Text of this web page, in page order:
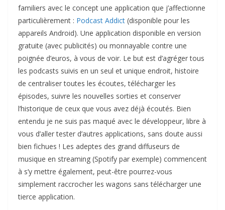
familiers avec le concept une application que j’affectionne
particulièrement : Podcast Addict (disponible pour les
appareils Android). Une application disponible en version
gratuite (avec publicités) ou monnayable contre une
poignée d’euros, à vous de voir. Le but est d’agréger tous
les podcasts suivis en un seul et unique endroit, histoire
de centraliser toutes les écoutes, télécharger les
épisodes, suivre les nouvelles sorties et conserver
l’historique de ceux que vous avez déjà écoutés. Bien
entendu je ne suis pas maqué avec le développeur, libre à
vous d’aller tester d’autres applications, sans doute aussi
bien fichues ! Les adeptes des grand diffuseurs de
musique en streaming (Spotify par exemple) commencent
à s’y mettre également, peut-être pourrez-vous
simplement raccrocher les wagons sans télécharger une
tierce application.